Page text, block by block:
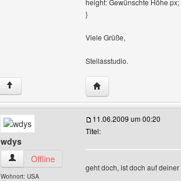
height: Gewünschte Höhe px;
}
Viele Grüße,
Stellasstudio.
↑ Website dieses
wdys
wdys Benutzer-Profile anzeigen
Offline
Wohnort: USA
11.06.2009 um 00:20
Titel:
geht doch, ist doch auf